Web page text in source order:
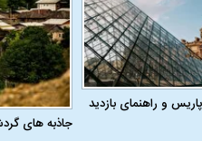
و راهنمای بازدید
جاذبه های
تداخل روتین